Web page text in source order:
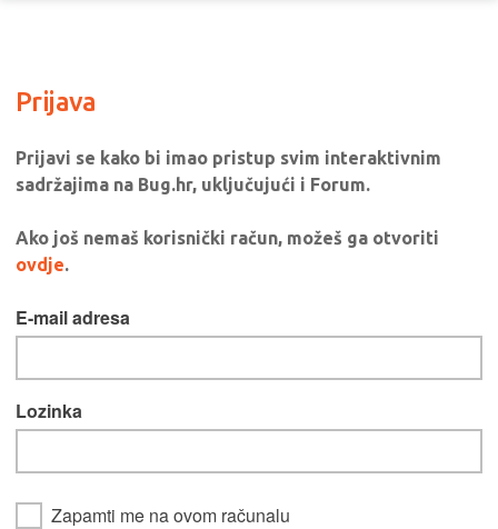
Prijava
Prijavi se kako bi imao pristup svim interaktivnim
sadržajima na Bug.hr, uključujući i Forum.
Ako još nemaš korisnički račun, možeš ga otvoriti
ovdje.
E-mail adresa
Lozinka
Zapamti me na ovom računalu